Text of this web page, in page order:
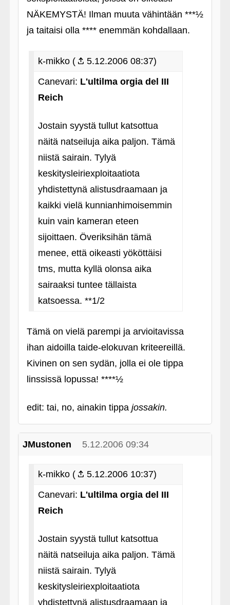
NÄKEMYSTÄ! Ilman muuta vähintään ***½
ja taitaisi olla **** enemmän kohdallaan.
k-mikko (
5.12.2006 08:37)
Canevari: L'ultilma orgia del III
Reich
Jostain syystä tullut katsottua
näitä natseiluja aika paljon. Tämä
niistä sairain. Tylyä
keskitysleiriexploitaatiota
yhdistettynä alistusdraamaan ja
kaikki vielä kunnianhimoisemmin
kuin vain kameran eteen
sijoittaen. Överiksihän tämä
menee, että oikeasti yököttäisi
tms, mutta kyllä olonsa aika
sairaaksi tuntee tällaista
katsoessa. **1/2
Tämä on vielä parempi ja arvioitavissa
ihan aidoilla taide-elokuvan kriteereillä.
Kivinen on sen sydän, jolla ei ole tippa
linssissä lopussa! ****½
edit: tai, no, ainakin tippa jossakin.
JMustonen 5.12.2006 09:34
k-mikko (
5.12.2006 10:37)
Canevari: L'ultilma orgia del III
Reich
Jostain syystä tullut katsottua
näitä natseiluja aika paljon. Tämä
niistä sairain. Tylyä
keskitysleiriexploitaatiota
yhdistettynä alistusdraamaan ja